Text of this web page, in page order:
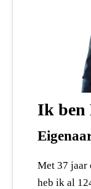
Ik ben
Met 37 jaar
heb ik al